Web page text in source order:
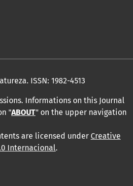
ISSN: 1982-4513
Informations on this Journal
"ABOUT" on the upper navigation
are licensed under Creative
Internacional.